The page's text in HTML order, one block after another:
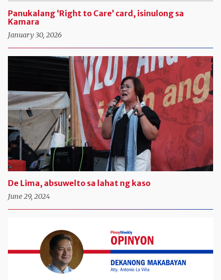
Panukalang ‘Right to Care’ card, isinulong sa
Kamara
January 30, 2026
De Lima, absuwelto sa lahat ng kaso
June 29, 2024